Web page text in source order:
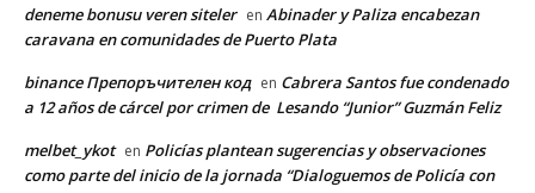
deneme bonusu veren siteler en Abinader y Paliza encabezan
caravana en comunidades de Puerto Plata
binance Препоръчителен код en Cabrera Santos fue condenado
a 12 años de cárcel por crimen de Lesando “Junior” Guzmán Feliz
melbet_ykot en Policías plantean sugerencias y observaciones
como parte del inicio de la jornada “Dialoguemos de Policía con